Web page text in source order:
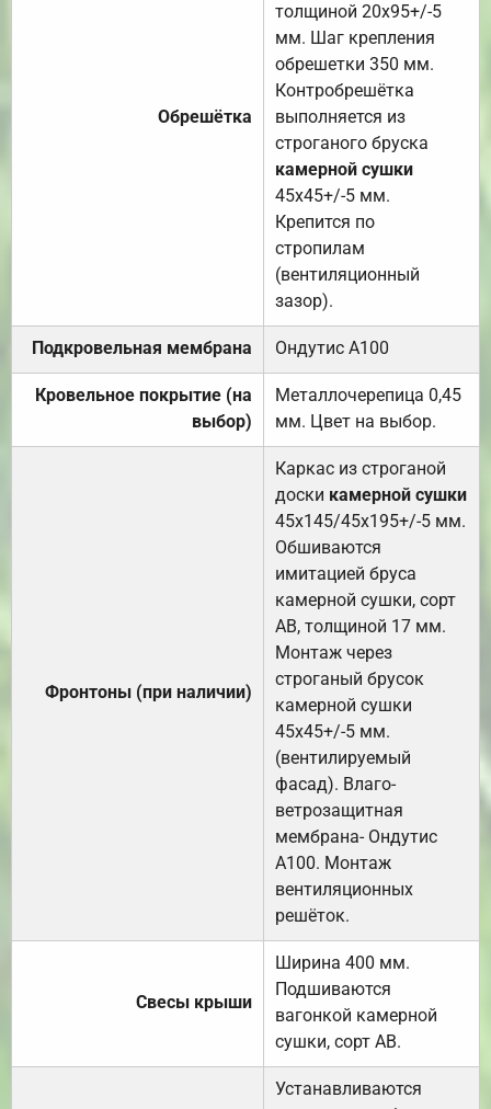
Обрешётка
толщиной 20х95+/-5
мм. Шаг крепления
обрешетки 350 мм.
Контробрешётка
выполняется из
строганого бруска
камерной сушки
45х45+/-5 мм.
Крепится по
стропилам
(вентиляционный
зазор).
Подкровельная мембрана Ондутис А100
Кровельное покрытие (на
выбор)
Металлочерепица 0,45
мм. Цвет на выбор.
Фронтоны (при наличии)
Каркас из строганой
доски камерной сушки
45х145/45х195+/-5 мм.
Обшиваются
имитацией бруса
камерной сушки, сорт
АВ, толщиной 17 мм.
Монтаж через
строганый брусок
камерной сушки
45х45+/-5 мм.
(вентилируемый
фасад). Влаго-
ветрозащитная
мембрана- Ондутис
А100. Монтаж
вентиляционных
решёток.
Свесы крыши
Ширина 400 мм.
Подшиваются
вагонкой камерной
сушки, сорт АВ.
Устанавливаются